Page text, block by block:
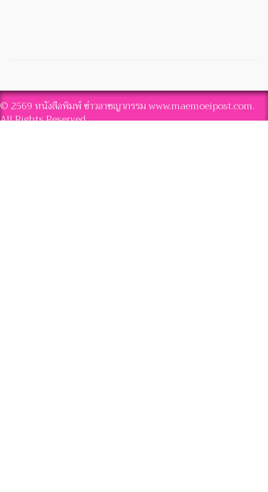
© 2569 หนังสือพิมพ์ ข่าวอาชญากรรม www.maemoeipost.com.
All Rights Reserved.